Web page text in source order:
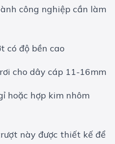
công nghiệp cần làm
cho dây cáp 11-16mm
hoặc hợp kim nhôm
này được thiết kế để